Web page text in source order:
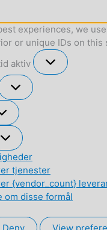
experiences, we
or unique IDs on
aktiv
tjenester
{vendor_count}
om disse formål